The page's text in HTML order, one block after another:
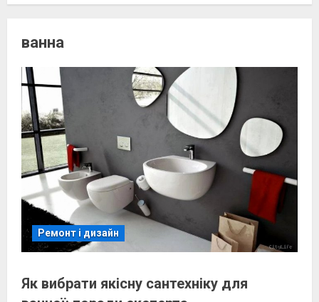
ванна
Ремонт і дизайн
Як вибрати якісну сантехніку для